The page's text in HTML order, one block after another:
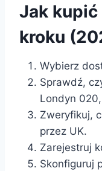
Jak kupić
kroku
Wybierz
Sprawdź,
Londyn
Zweryfikuj,
przez UK.
Zarejestruj
Skonfiguruj